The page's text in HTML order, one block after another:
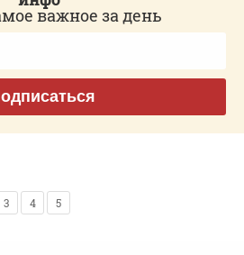
важное за день
3 4 5